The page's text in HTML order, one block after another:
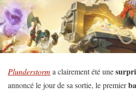
Plunderstorm a clairement été une
annoncé le jour de sa sortie, le premier